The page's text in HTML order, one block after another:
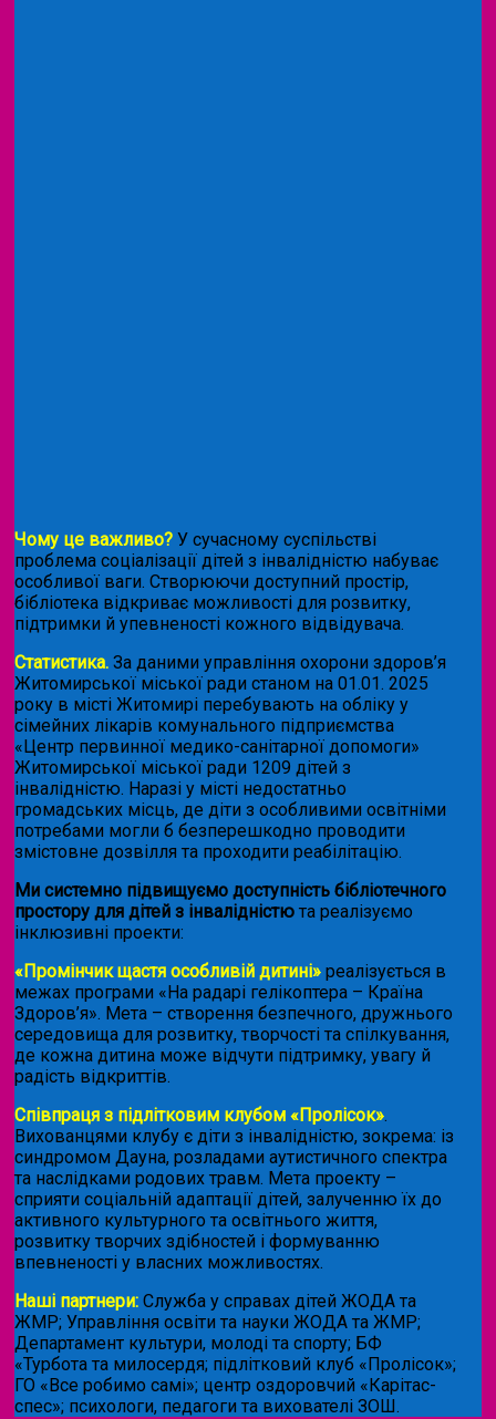
Чому це важливо? У сучасному суспільстві
проблема соціалізації дітей з інвалідністю набуває
особливої ваги. Створюючи доступний простір,
бібліотека відкриває можливості для розвитку,
підтримки й упевненості кожного відвідувача.
Статистика. За даними управління охорони здоров’я
Житомирської міської ради станом на 01.01. 2025
року в місті Житомирі перебувають на обліку у
сімейних лікарів комунального підприємства
«Центр первинної медико-санітарної допомоги»
Житомирської міської ради 1209 дітей з
інвалідністю. Наразі у місті недостатньо
громадських місць, де діти з особливими освітніми
потребами могли б безперешкодно проводити
змістовне дозвілля та проходити реабілітацію.
Ми системно підвищуємо доступність бібліотечного
простору для дітей з інвалідністю та реалізуємо
інклюзивні проекти:
«Промінчик щастя особливій дитині» реалізується в
межах програми «На радарі гелікоптера – Країна
Здоров’я». Мета – створення безпечного, дружнього
середовища для розвитку, творчості та спілкування,
де кожна дитина може відчути підтримку, увагу й
радість відкриттів.
Співпраця з підлітковим клубом «Пролісок».
Вихованцями клубу є діти з інвалідністю, зокрема: із
синдромом Дауна, розладами аутистичного спектра
та наслідками родових травм. Мета проекту –
сприяти соціальній адаптації дітей, залученню їх до
активного культурного та освітнього життя,
розвитку творчих здібностей і формуванню
впевненості у власних можливостях.
Наші партнери: Служба у справах дітей ЖОДА та
ЖМР; Управління освіти та науки ЖОДА та ЖМР;
Департамент культури, молоді та спорту; БФ
«Турбота та милосердя; підлітковий клуб «Пролісок»;
ГО «Все робимо самі»; центр оздоровчий «Карітас-
спес»; психологи, педагоги та вихователі ЗОШ.